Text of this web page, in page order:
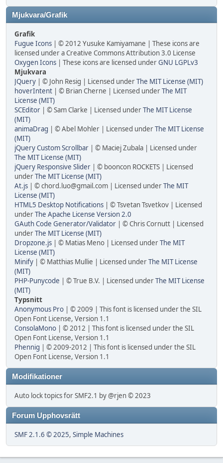
Mjukvara/Grafik
Grafik
Fugue Icons | © 2012 Yusuke Kamiyamane | These icons are
licensed under a Creative Commons Attribution 3.0 License
Oxygen Icons | These icons are licensed underGNU LGPLv3
Mjukvara
JQuery | © John Resig | Licensed underThe MIT License (MIT)
hoverIntent | © Brian Cherne | Licensed underThe MIT
License (MIT)
SCEditor | © Sam Clarke | Licensed underThe MIT License
(MIT)
animaDrag | © Abel Mohler | Licensed underThe MIT License
(MIT)
jQuery Custom Scrollbar | © Maciej Zubala | Licensed under
The MIT License (MIT)
jQuery Responsive Slider | © booncon ROCKETS | Licensed
underThe MIT License (MIT)
At.js | © chord.luo@gmail.com | Licensed underThe MIT
License (MIT)
HTML5 Desktop Notifications | © Tsvetan Tsvetkov | Licensed
underThe Apache License Version 2.0
GAuth Code Generator/Validator | © Chris Cornutt | Licensed
underThe MIT License (MIT)
Dropzone.js | © Matias Meno | Licensed underThe MIT
License (MIT)
Minify | © Matthias Mullie | Licensed underThe MIT License
(MIT)
PHP-Punycode | © True B.V. | Licensed underThe MIT License
(MIT)
Typsnitt
Anonymous Pro | © 2009 | This font is licensed under the SIL
Open Font License, Version 1.1
ConsolaMono | © 2012 | This font is licensed under the SIL
Open Font License, Version 1.1
Phennig | © 2009-2012 | This font is licensed under the SIL
Open Font License, Version 1.1
Modifikationer
Auto lock topics for SMF2.1 by @rjen © 2023
Forum Upphovsrätt
SMF 2.1.6 © 2025, Simple Machines